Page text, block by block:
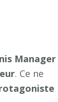
nis Manager
eur. Ce ne
otagoniste